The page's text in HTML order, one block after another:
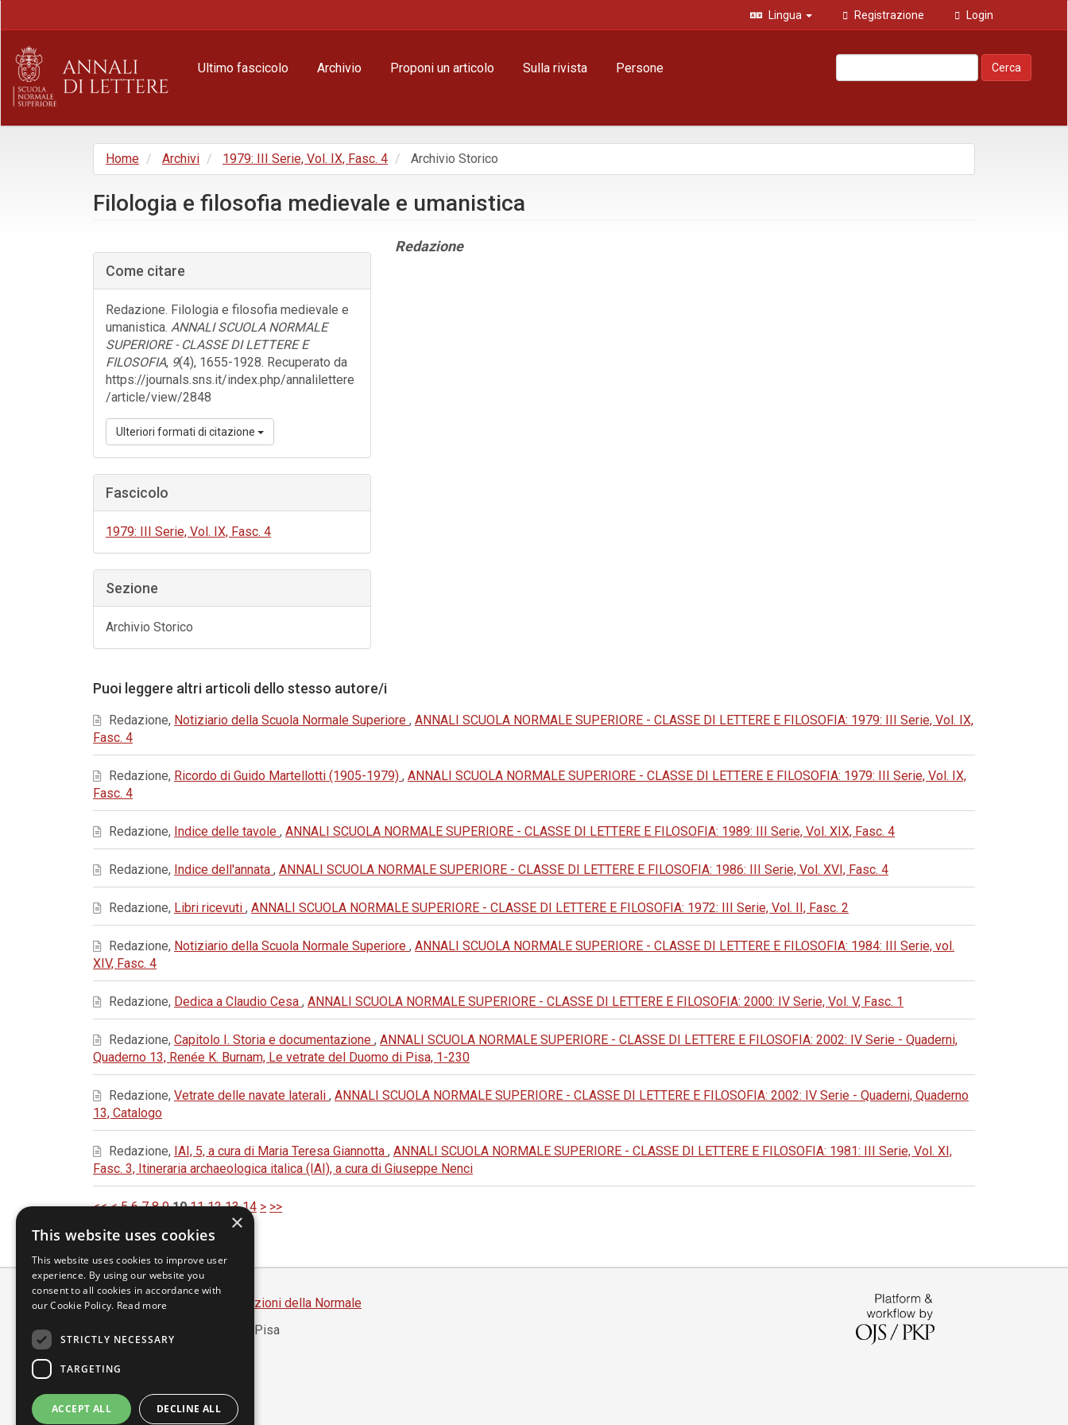
principale
Barra
laterale
Lingua Registrazione Login
Ultimo fascicolo Archivio Proponi un articolo Sulla rivista Persone Cerca
Home Archivi 1979: III Serie, Vol. IX, Fasc. 4 Archivio Storico
Filologia e filosofia medievale e umanistica
laterale
dell'articolo
Come citare
Redazione. Filologia e filosofia medievale e
umanistica. ANNALI SCUOLA NORMALE
SUPERIORE - CLASSE DI LETTERE E
FILOSOFIA, 9(4), 1655-1928. Recuperato da
https://journals.sns.it/index.php/annalilettere
/article/view/2848
Ulteriori formati di citazione
Fascicolo
1979: III Serie, Vol. IX, Fasc. 4
Sezione
Archivio Storico
Contenuto
Redazione
Puoi leggere altri articoli dello stesso autore/i
Redazione, Notiziario della Scuola Normale Superiore , ANNALI SCUOLA NORMALE SUPERIORE - CLASSE DI LETTERE E FILOSOFIA: 1979: III Serie, Vol. IX,
Fasc. 4
Redazione, Ricordo di Guido Martellotti (1905-1979) , ANNALI SCUOLA NORMALE SUPERIORE - CLASSE DI LETTERE E FILOSOFIA: 1979: III Serie, Vol. IX,
Fasc. 4
Redazione, Indice delle tavole , ANNALI SCUOLA NORMALE SUPERIORE - CLASSE DI LETTERE E FILOSOFIA: 1989: III Serie, Vol. XIX, Fasc. 4
Redazione, Indice dell'annata , ANNALI SCUOLA NORMALE SUPERIORE - CLASSE DI LETTERE E FILOSOFIA: 1986: III Serie, Vol. XVI, Fasc. 4
Redazione, Libri ricevuti , ANNALI SCUOLA NORMALE SUPERIORE - CLASSE DI LETTERE E FILOSOFIA: 1972: III Serie, Vol. II, Fasc. 2
Redazione, Notiziario della Scuola Normale Superiore , ANNALI SCUOLA NORMALE SUPERIORE - CLASSE DI LETTERE E FILOSOFIA: 1984: III Serie, vol.
XIV, Fasc. 4
Redazione, Dedica a Claudio Cesa , ANNALI SCUOLA NORMALE SUPERIORE - CLASSE DI LETTERE E FILOSOFIA: 2000: IV Serie, Vol. V, Fasc. 1
Redazione, Capitolo I. Storia e documentazione , ANNALI SCUOLA NORMALE SUPERIORE - CLASSE DI LETTERE E FILOSOFIA: 2002: IV Serie - Quaderni,
Quaderno 13, Renée K. Burnam, Le vetrate del Duomo di Pisa, 1-230
Redazione, Vetrate delle navate laterali , ANNALI SCUOLA NORMALE SUPERIORE - CLASSE DI LETTERE E FILOSOFIA: 2002: IV Serie - Quaderni, Quaderno
13, Catalogo
Redazione, IAI, 5, a cura di Maria Teresa Giannotta , ANNALI SCUOLA NORMALE SUPERIORE - CLASSE DI LETTERE E FILOSOFIA: 1981: III Serie, Vol. XI,
Fasc. 3, Itineraria archaeologica italica (IAI), a cura di Giuseppe Nenci
<< < 5 6 7 8 9 10 11 12 13 14 > >>
Scuola Normale Superiore
Edizioni della Normale
Piazza dei Cavalieri, 7 - 56126 Pisa
Partita IVA 00420000507
segreteria.annali@sns.it
×
This website uses cookies
This website uses cookies to improve user
experience. By using our website you
consent to all cookies in accordance with
our Cookie Policy. Read more
STRICTLY NECESSARY
TARGETING
ACCEPT ALL DECLINE ALL